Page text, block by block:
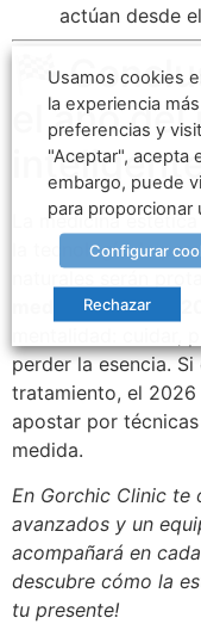
actúan desde
🏁
el año
La medicina
la tecnología, la
medicina estética
perder la esencia.
tratamiento, el
apostar por
medida.
En Gorchic Clinic te
avanzados y un
acompañará en
descubre cómo la
tu presente!
Usamos cookies
la experiencia
preferencias y
"Aceptar", acepta
embargo, puede
para
Configurar
Rechazar